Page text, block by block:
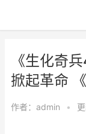
《生化奇
掀起革命
作者： admin •